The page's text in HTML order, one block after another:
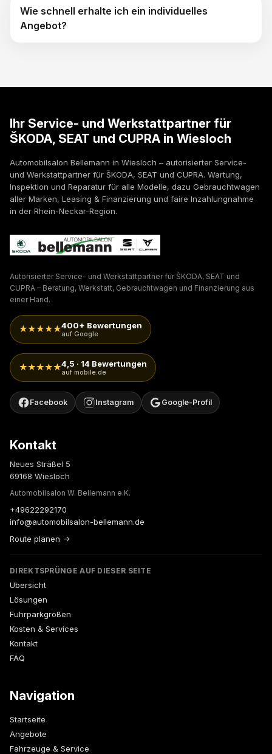
Wie schnell erhalte ich ein individuelles
Angebot?
Ihr Service- und Werkstattpartner für
ŠKODA, SEAT und CUPRA in Wiesloch
Automobilsalon Bellemann in Wiesloch – autorisierter Service-
und Werkstattpartner für ŠKODA, SEAT und CUPRA. Wartung,
Inspektion und Reparatur für alle Modelle, dazu Gebrauchtwagen
aller Marken, Leasing & Finanzierung und faire Inzahlungnahme
in der Rhein-Neckar-Region.
Autorisierter Service- und Werkstattpartner für ŠKODA, SEAT und
CUPRA – Beratung, Werkstatt, Gebrauchtwagen und Finanzierung aus
einer Hand.
★★★★★400+ Bewertungen
auf Google
★★★★★4,5 · 14 Bewertungen
auf mobile.de
Facebook Instagram Google-Profil
Kontakt
Neues Sträßel 5
69168 Wiesloch
Automobilsalon W. Bellemann e.K.
+49622292170
info@automobilsalon-bellemann.de
Route planen →
DIREKTSPRÜNGE AUF DIESER SEITE
Übersicht
Lösungen
Fuhrparkgrößen
Kosten & Services
Kontakt
FAQ
Navigation
Startseite
Angebote
Fahrzeuge & Service